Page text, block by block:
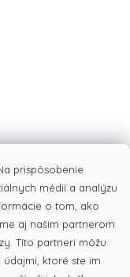
prispôsobenie
médií a analýzu
o tom, ako
aj našim partnerom
Títo partneri môžu
ktoré ste im